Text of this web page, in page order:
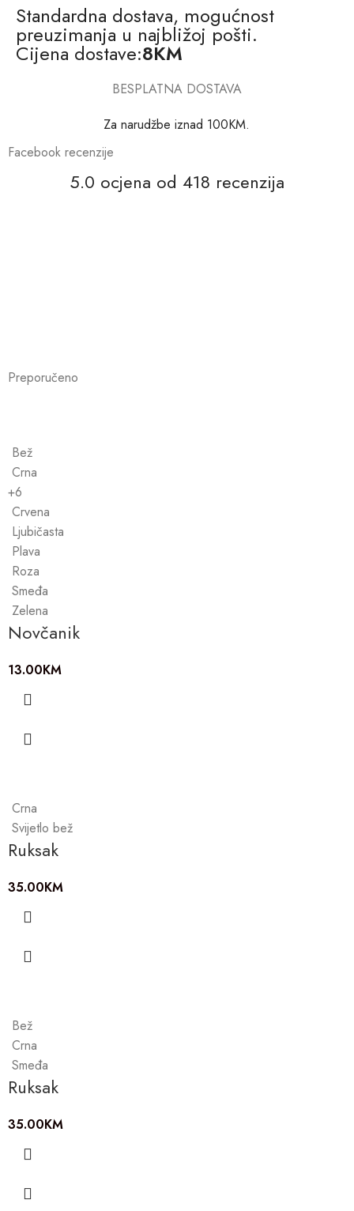
Standardna dostava, mogućnost
preuzimanja u najbližoj pošti.
Cijena dostave:8KM
BESPLATNA DOSTAVA
Za narudžbe iznad 100KM.
Facebook recenzije
5.0 ocjena od 418 recenzija
Preporučeno
Bež
Crna
+6
Crvena
Ljubičasta
Plava
Roza
Smeđa
Zelena
Novčanik
13.00KM
Crna
Svijetlo bež
Ruksak
35.00KM
Bež
Crna
Smeđa
Ruksak
35.00KM